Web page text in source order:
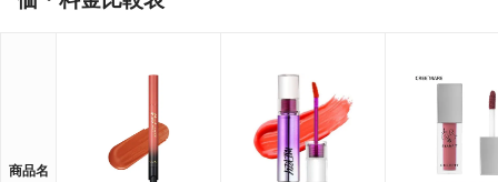
商品名